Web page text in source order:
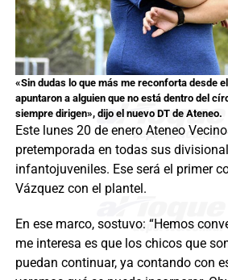
«Sin dudas lo que más me reconforta desde
apuntaron a alguien que no está dentro del
siempre dirigen», dijo el nuevo DT de Ateneo.
Este lunes 20 de enero Ateneo
pretemporada en todas sus
infantojuveniles. Ese será el primer
Vázquez con el plantel.
En ese marco, sostuvo: “Hemos
me interesa es que los chicos que
puedan continuar, ya contando con